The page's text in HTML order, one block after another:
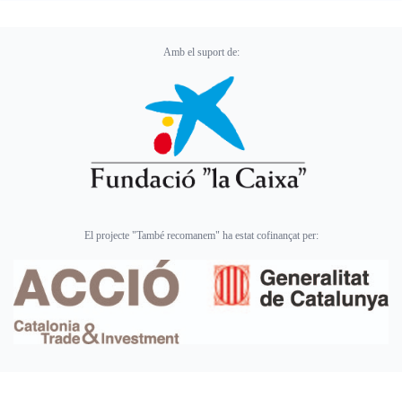
Amb el suport de:
El projecte "També recomanem" ha estat cofinançat per: